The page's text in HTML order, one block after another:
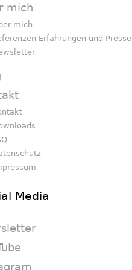
mich
mich
Erfahrungen und Presse
Media